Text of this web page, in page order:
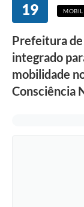
19
Prefeitura
integrado
mobilidade
Consciência